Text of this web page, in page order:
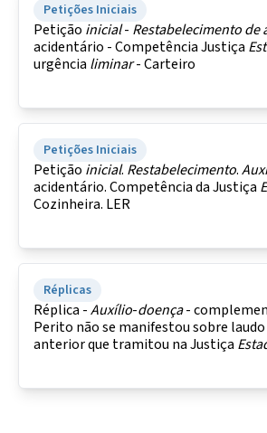
Petições Iniciais
Petição inicial- Restabelecimentode
acidentário - Competência Justiça
urgência liminar- Carteiro
Petições Iniciais
Petição inicial. Restabelecimento.
acidentário. Competência da Justiça
Cozinheira. LER
Réplicas
Réplica -Auxílio-doença-
Perito não se manifestou sobre laudo
anterior que tramitou na Justiça